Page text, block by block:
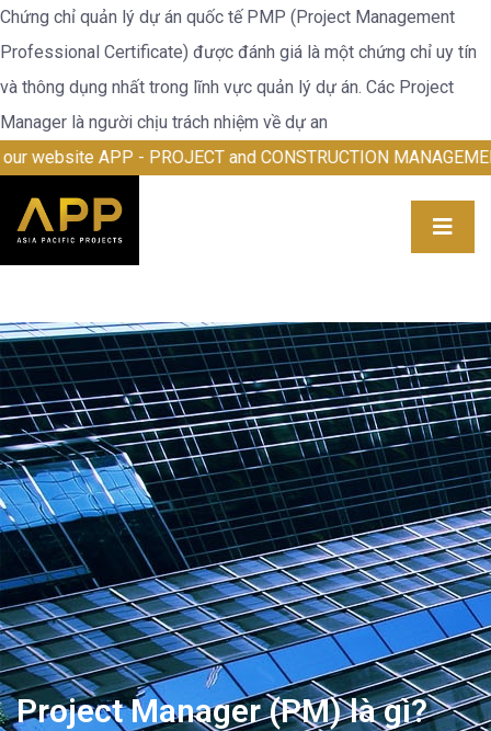
Chứng chỉ quản lý dự án quốc tế PMP (Project Management
Professional Certificate) được đánh giá là một chứng chỉ uy tín
và thông dụng nhất trong lĩnh vực quản lý dự án. Các Project
Manager là người chịu trách nhiệm về dự an
to our website APP - PROJECT and CONSTRUCTION
Project Manager (PM) là gì?